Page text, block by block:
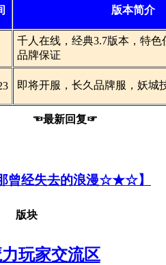
版本简介
千人在线，经典3.7版本，特色
品牌保证
即将开服，长久品牌服，妖城
☜最新回复☞
曾经失去的浪漫☆★☆】
版块
玩家交流区